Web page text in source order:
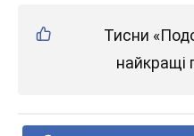
Тисни
найкращі